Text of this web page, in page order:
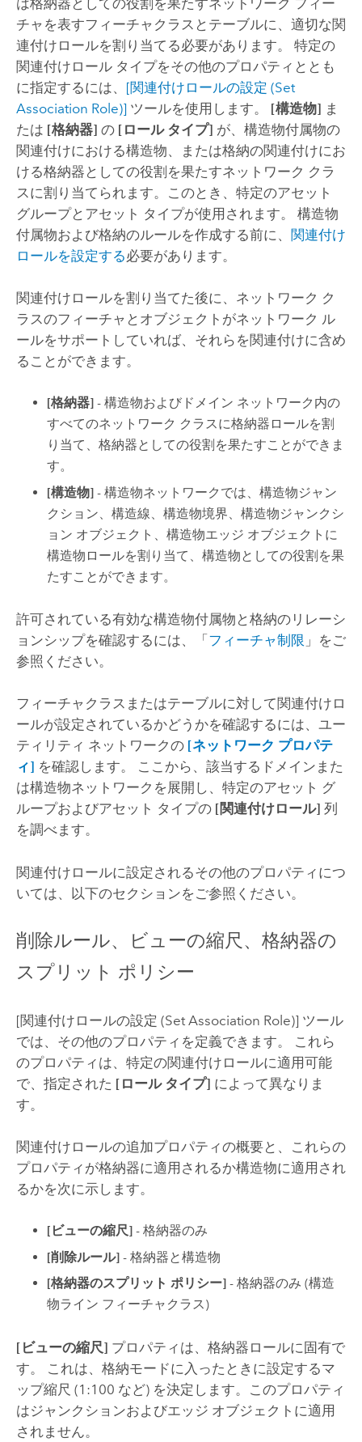
チャを表すフィーチャクラスとテーブルに、適切な関
連付けロールを割り当てる必要があります。 特定の
関連付けロール タイプをその他のプロパティととも
に指定するには、 [関連付けロールの設定 (Set
Association Role)]ツールを使用します。 [構造物] ま
たは [格納器] の [ロール タイプ] が、構造物付属物の
関連付けにおける構造物、または格納の関連付けにお
ける格納器としての役割を果たすネットワーク クラ
スに割り当てられます。このとき、特定のアセット
グループとアセット タイプが使用されます。 構造物
付属物および格納のルールを作成する前に、 関連付け
ロールを設定する必要があります。
関連付けロールを割り当てた後に、ネットワーク ク
ラスのフィーチャとオブジェクトがネットワーク ル
ールをサポートしていれば、それらを関連付けに含め
ることができます。
[格納器] - 構造物およびドメイン ネットワーク内の
すべてのネットワーク クラスに格納器ロールを割
り当て、格納器としての役割を果たすことができま
す。
[構造物] - 構造物ネットワークでは、構造物ジャン
クション、構造線、構造物境界、構造物ジャンクシ
ョン オブジェクト、構造物エッジ オブジェクトに
構造物ロールを割り当て、構造物としての役割を果
たすことができます。
許可されている有効な構造物付属物と格納のリレーシ
ョンシップを確認するには、「 フィーチャ制限 」をご
参照ください。
フィーチャクラスまたはテーブルに対して関連付けロ
ールが設定されているかどうかを確認するには、ユー
ティリティ ネットワークの [ネットワーク プロパテ
ィ] を確認します。 ここから、該当するドメインまた
は構造物ネットワークを展開し、特定のアセット グ
ループおよびアセット タイプの [関連付けロール] 列
を調べます。
関連付けロールに設定されるその他のプロパティにつ
いては、以下のセクションをご参照ください。
削除ルール、ビューの縮尺、格納器の
スプリット ポリシー
[関連付けロールの設定 (Set Association Role)] ツール
では、その他のプロパティを定義できます。 これら
のプロパティは、特定の関連付けロールに適用可能
で、指定された [ロール タイプ] によって異なりま
す。
関連付けロールの追加プロパティの概要と、これらの
プロパティが格納器に適用されるか構造物に適用され
るかを次に示します。
[ビューの縮尺] - 格納器のみ
[削除ルール] - 格納器と構造物
[格納器のスプリット ポリシー] - 格納器のみ (構造
物ライン フィーチャクラス)
[ビューの縮尺] プロパティは、格納器ロールに固有で
す。 これは、格納モードに入ったときに設定するマ
ップ縮尺 (1:100 など) を決定します。このプロパティ
はジャンクションおよびエッジ オブジェクトに適用
されません。